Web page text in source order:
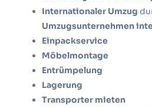
Internationaler Umzug
Umzugsunternehmen
Einpackservice
Möbelmontage
Entrümpelung
Lagerung
Transporter mieten